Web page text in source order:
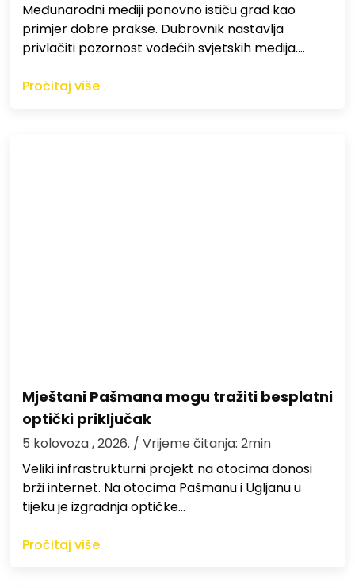
Međunarodni mediji ponovno ističu grad kao
primjer dobre prakse. Dubrovnik nastavlja
privlačiti pozornost vodećih svjetskih medija.…
Pročitaj više
Mještani Pašmana mogu tražiti besplatni
optički priključak
5 kolovoza , 2026. / Vrijeme čitanja: 2min
Veliki infrastrukturni projekt na otocima donosi
brži internet. Na otocima Pašmanu i Ugljanu u
tijeku je izgradnja optičke…
Pročitaj više